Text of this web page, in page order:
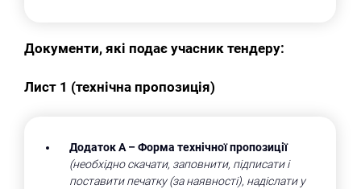
Документи, які подає учасник тендеру:
Лист 1 (технічна пропозиція)
Додаток А –Форма технічної пропозиції
(необхідно скачати, заповнити, підписати і
поставити печатку (за наявності), надіслати у